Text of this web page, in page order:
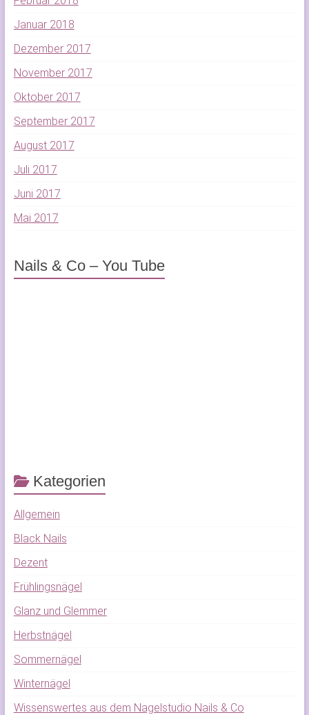
Januar 2018
Dezember 2017
November 2017
Oktober 2017
September 2017
August 2017
Juli 2017
Juni 2017
Mai 2017
Nails & Co – You Tube
Kategorien
Allgemein
Black Nails
Dezent
Frühlingsnägel
Glanz und Glemmer
Herbstnägel
Sommernägel
Winternägel
Wissenswertes aus dem Nagelstudio Nails & Co